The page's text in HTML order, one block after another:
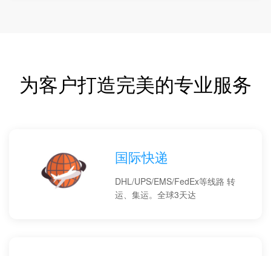
为客户打造完美的专业服务
国际快递
DHL/UPS/EMS/FedEx等线路 转
运、集运。全球3天达